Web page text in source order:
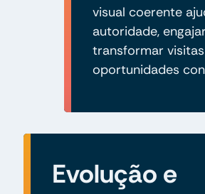
visual coerente
autoridade,
transformar
oportunidades
Evolução e